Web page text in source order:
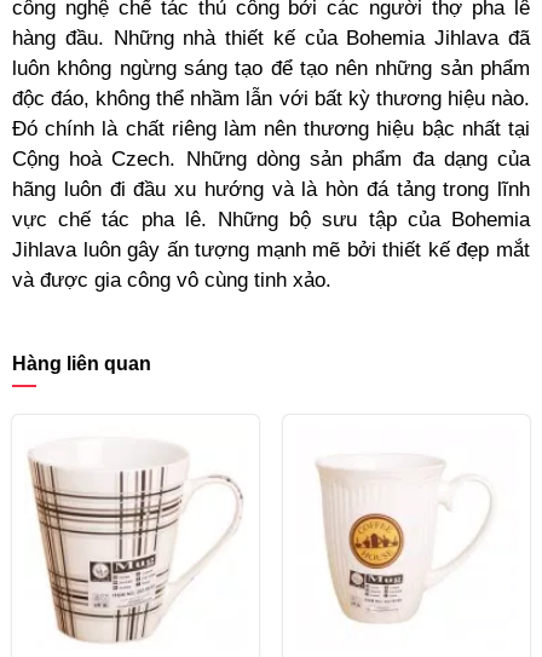
công nghệ chế tác thủ công bởi các người thợ pha lê
hàng đầu. Những nhà thiết kế của Bohemia Jihlava đã
luôn không ngừng sáng tạo để tạo nên những sản phẩm
độc đáo, không thể nhầm lẫn với bất kỳ thương hiệu nào.
Đó chính là chất riêng làm nên thương hiệu bậc nhất tại
Cộng hoà Czech. Những dòng sản phẩm đa dạng của
hãng luôn đi đầu xu hướng và là hòn đá tảng trong lĩnh
vực chế tác pha lê. Những bộ sưu tập của Bohemia
Jihlava luôn gây ấn tượng mạnh mẽ bởi thiết kế đẹp mắt
và được gia công vô cùng tinh xảo.
Hàng liên quan